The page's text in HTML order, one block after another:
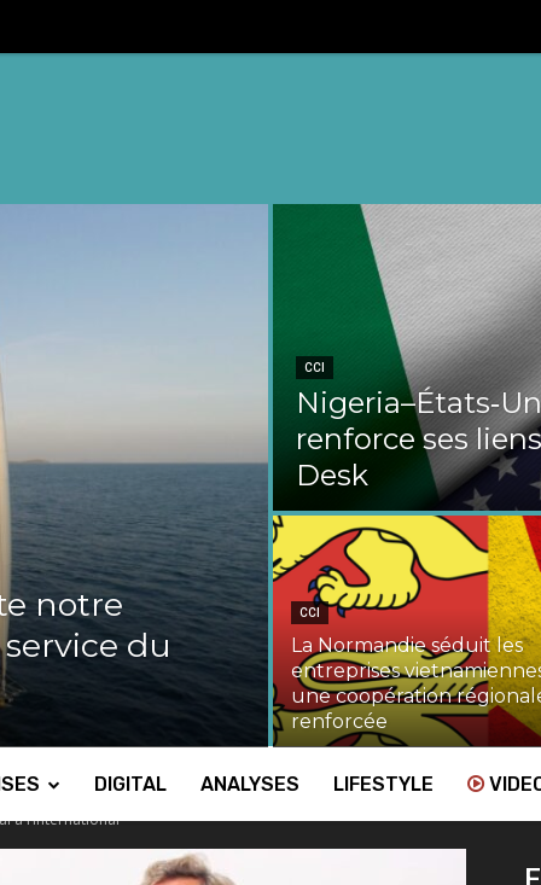
notre
du
CCI
renforce ses
Desk
CCI
La Normandie séduit les
entreprises
une coopération
renforcée
DIGITAL ANALYSES LIFESTYLE
à l’international